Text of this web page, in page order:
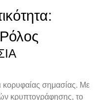
κορυφαίας σημασίας. Με
κρυπτογράφησης, το